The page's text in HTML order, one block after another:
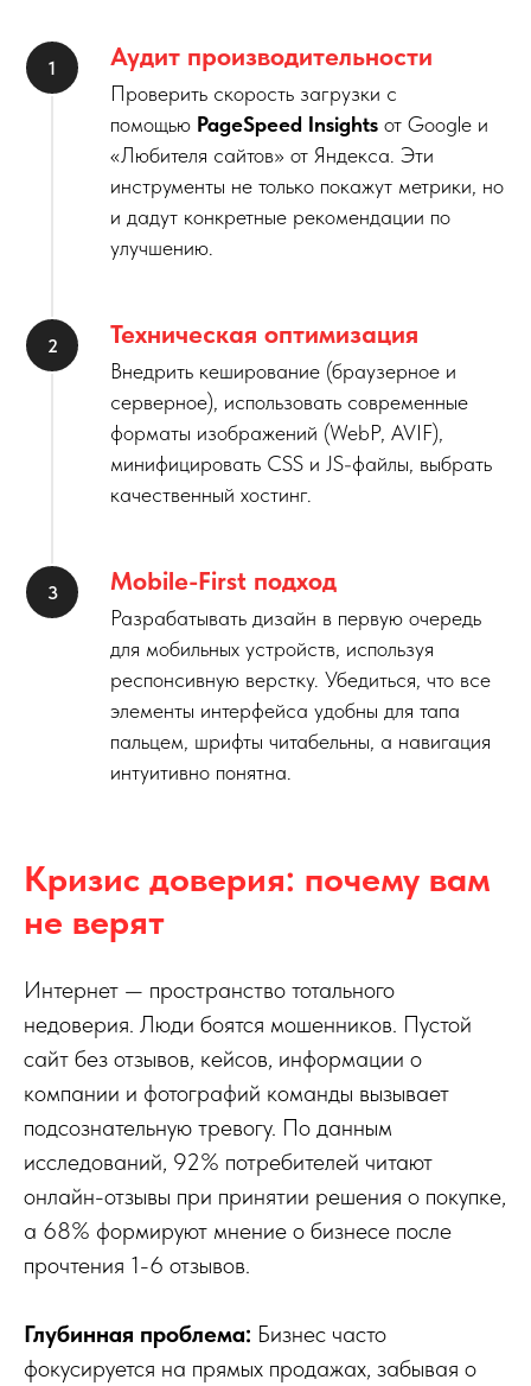
Аудит производительности
Проверить скорость загрузки с
помощью PageSpeed Insights от Google и
«Любителя сайтов» от Яндекса. Эти
инструменты не только покажут метрики, но
и дадут конкретные рекомендации по
улучшению.
Техническая оптимизация
Внедрить кеширование (браузерное и
серверное), использовать современные
форматы изображений (WebP, AVIF),
минифицировать CSS и JS-файлы, выбрать
качественный хостинг.
Mobile-First подход
Разрабатывать дизайн в первую очередь
для мобильных устройств, используя
респонсивную верстку. Убедиться, что все
элементы интерфейса удобны для тапа
пальцем, шрифты читабельны, а навигация
интуитивно понятна.
Кризис доверия: почему вам
не верят
Интернет — пространство тотального
недоверия. Люди боятся мошенников. Пустой
сайт без отзывов, кейсов, информации о
компании и фотографий команды вызывает
подсознательную тревогу. По данным
исследований, 92% потребителей читают
онлайн-отзывы при принятии решения о покупке,
а 68% формируют мнение о бизнесе после
прочтения 1-6 отзывов.
Глубинная проблема: Бизнес часто
фокусируется на прямых продажах, забывая о